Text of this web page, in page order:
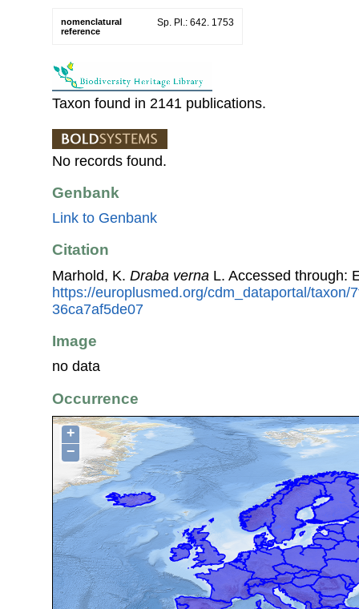
nomenclatural
reference
Sp. Pl.: 642. 1753
Taxon found in 2141 publications.
No records found.
Genbank
Link to Genbank
Citation
Marhold, K. Draba verna L. Accessed through:
https://europlusmed.org/cdm_dataportal/taxon/
36ca7af5de07
Image
no data
Occurrence
+
−